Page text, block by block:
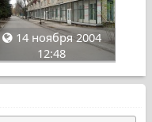
14 ноября 2004
12:48